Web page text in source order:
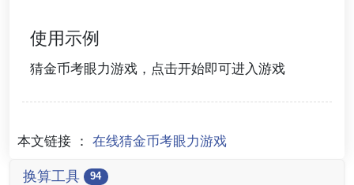
使用示例
猜金币考眼力游戏，点击开始即可进入游戏
本文链接 ： 在线猜金币考眼力游戏
换算工具 94